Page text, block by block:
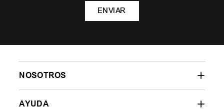
ENVIAR
NOSOTROS
AYUDA